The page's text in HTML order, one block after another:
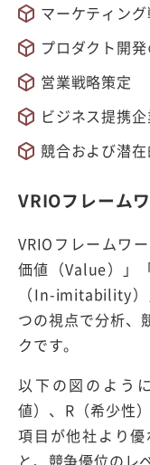
マーケティン
プロダクト開
営業戦略策定
ビジネス提携
競合および潜
VRIOフレーム
VRIOフレームワ
価値（Value）」
（In-imitability
つの視点で分析、
クです。
以下の図のよう
値）、R（希少性
項目が他社より